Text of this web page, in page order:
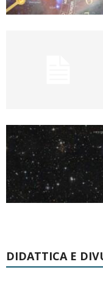
DIDATTICA E